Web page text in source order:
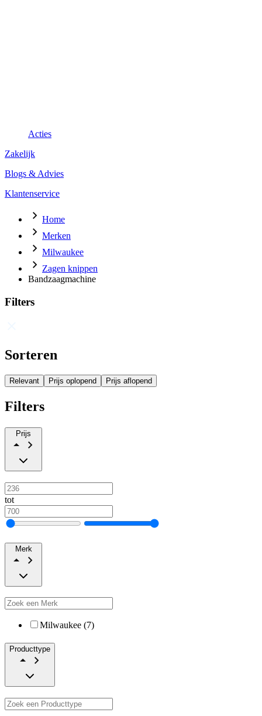
Acties
Zakelijk
Blogs & Advies
Klantenservice
Home
Merken
Milwaukee
Zagen knippen
Bandzaagmachine
Filters
Sorteren
Relevant Prijs oplopend Prijs aflopend
Filters
Prijs
tot
Merk
Milwaukee (7)
Producttype